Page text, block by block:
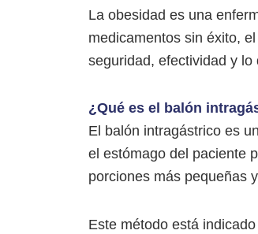
La obesidad es una
medicamentos sin éxito, el
seguridad, efectividad y
¿Qué es el balón
El balón intragástrico es un
el estómago del paciente
porciones más pequeñas
Este método está